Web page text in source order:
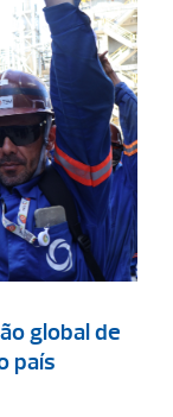
global de
país